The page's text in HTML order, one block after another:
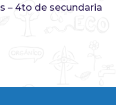
– 4to de secundaria